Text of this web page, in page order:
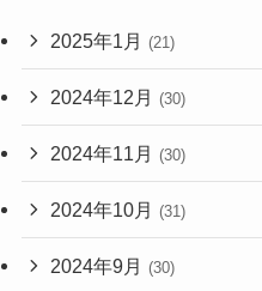
2025年1月 (21)
2024年12月 (30)
2024年11月 (30)
2024年10月 (31)
2024年9月 (30)